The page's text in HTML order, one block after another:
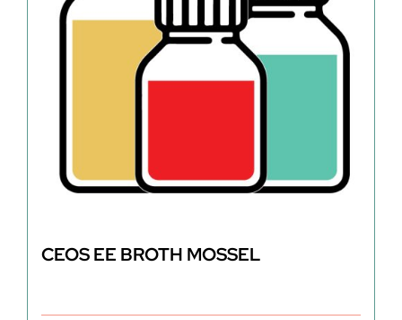
CEOS EE BROTH MOSSEL